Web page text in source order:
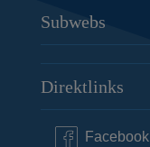
Subwebs
Direktlinks
Facebook